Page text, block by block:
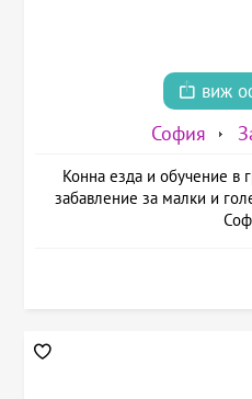
виж
София
Конна езда и обучение в
забавление за малки и